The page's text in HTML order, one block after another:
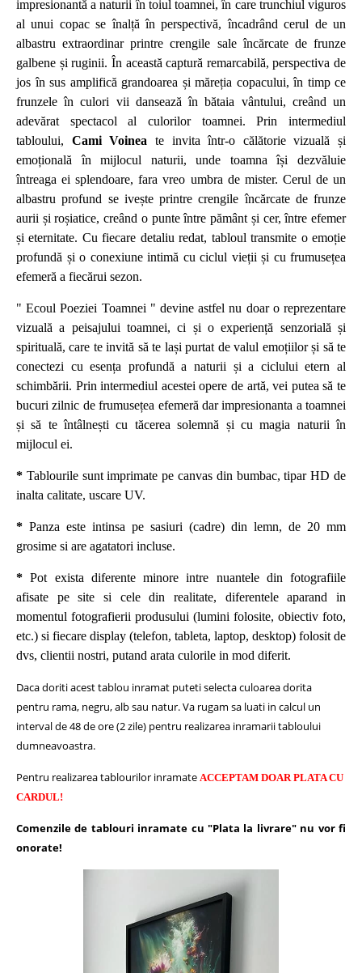
impresionantă a naturii în toiul toamnei, în care trunchiul viguros
al unui copac se înalță în perspectivă, încadrând cerul de un
albastru extraordinar printre crengile sale încărcate de frunze
galbene și ruginii. În această captură remarcabilă, perspectiva de
jos în sus amplifică grandoarea și măreția copacului, în timp ce
frunzele în culori vii dansează în bătaia vântului, creând un
adevărat spectacol al culorilor toamnei.Prin intermediul
tabloului, Cami Voinea te invita într-o călătorie vizuală și
emoțională în mijlocul naturii, unde toamna își dezvăluie
întreaga ei splendoare, fara vreo umbra de mister. Cerul de un
albastru profund se ivește printre crengile încărcate de frunze
aurii și roșiatice, creând o punte între pământ și cer, între efemer
și eternitate. Cu fiecare detaliu redat, tabloul transmite o emoție
profundă și o conexiune intimă cu ciclul vieții și cu frumusețea
efemeră a fiecărui sezon.
" Ecoul Poeziei Toamnei " devine astfel nu doar o reprezentare
vizuală a peisajului toamnei, ci și o experiență senzorială și
spirituală, care te invită să te lași purtat de valul emoțiilor și să te
conectezi cu esența profundă a naturii și a ciclului etern al
schimbării. Prin intermediul acestei opere de artă, vei putea să te
bucuri zilnic de frumusețea efemeră dar impresionanta a toamnei
și să te întâlnești cu tăcerea solemnă și cu magia naturii în
mijlocul ei.
* Tablourile sunt imprimate pe canvas din bumbac, tipar HD de
inalta calitate, uscare UV.
* Panza este intinsa pe sasiuri (cadre) din lemn, de 20 mm
grosime si are agatatori incluse.
* Pot exista diferente minore intre nuantele din fotografiile
afisate pe site si cele din realitate, diferentele aparand in
momentul fotografierii produsului (lumini folosite, obiectiv foto,
etc.) si fiecare display (telefon, tableta, laptop, desktop) folosit de
dvs, clientii nostri, putand arata culorile in mod diferit.
Daca doriti acest tablou inramat puteti selecta culoarea dorita
pentru rama, negru, alb sau natur.Va rugam sa luati in calcul un
interval de 48 de ore (2 zile) pentru realizarea inramarii tabloului
dumneavoastra.
Pentru realizarea tablourilor inramate ACCEPTAM DOAR PLATA CU
CARDUL!
Comenzile de tablouri inramate cu "Plata la livrare" nu vor fi
onorate!